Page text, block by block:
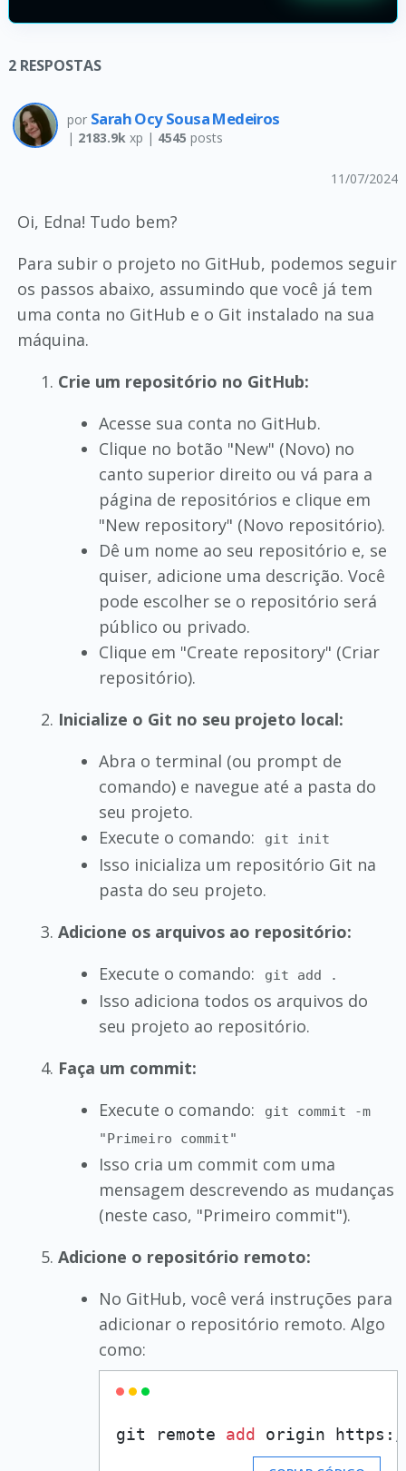
2 RESPOSTAS
por Sarah Ocy Sousa Medeiros
| 2183.9kxp | 4545 posts
11/07/2024
Oi, Edna! Tudo bem?
Para subir o projeto no GitHub, podemos seguir
os passos abaixo, assumindo que você já tem
uma conta no GitHub e o Git instalado na sua
máquina.
Crie um repositório no GitHub:
Acesse sua conta no GitHub.
Clique no botão "New" (Novo) no
canto superior direito ou vá para a
página de repositórios e clique em
"New repository" (Novo repositório).
Dê um nome ao seu repositório e, se
quiser, adicione uma descrição. Você
pode escolher se o repositório será
público ou privado.
Clique em "Create repository" (Criar
repositório).
Inicialize o Git no seu projeto local:
Abra o terminal (ou prompt de
comando) e navegue até a pasta do
seu projeto.
Execute o comando:
git init
Isso inicializa um repositório Git na
pasta do seu projeto.
Adicione os arquivos ao repositório:
Execute o comando:
git add .
Isso adiciona todos os arquivos do
seu projeto ao repositório.
Faça um commit:
Execute o comando:
git commit -m
"Primeiro commit"
Isso cria um commit com uma
mensagem descrevendo as mudanças
(neste caso, "Primeiro commit").
Adicione o repositório remoto:
No GitHub, você verá instruções para
adicionar o repositório remoto. Algo
como:
git remote add origin https: